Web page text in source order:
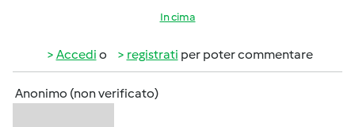
In cima
Accedi o registrati per poter commentare
Anonimo (non verificato)